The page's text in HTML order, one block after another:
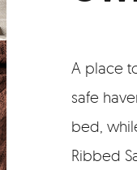
A place
safe
bed,
Ribbed